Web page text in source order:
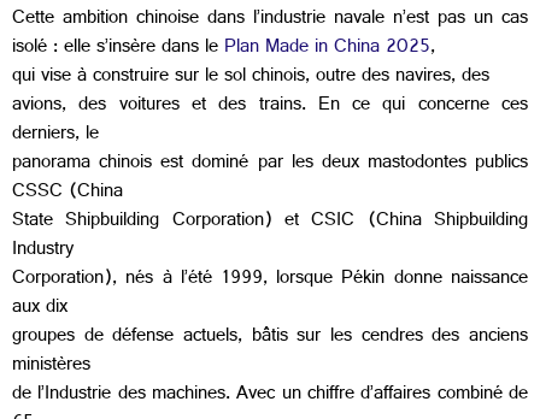
Cette ambition chinoise dans l’industrie navale n’est pas un cas
isolé : elle s’insère dans lePlan Made in China 2025,
qui vise à construire sur le sol chinois, outre des navires, des
avions, des voitures et des trains. En ce qui concerne ces
derniers, le
panorama chinois est dominé par les deux mastodontes publics
CSSC (China
State Shipbuilding Corporation) et CSIC (China Shipbuilding
Industry
Corporation), nés à l’été 1999, lorsque Pékin donne naissance
aux dix
groupes de défense actuels, bâtis sur les cendres des anciens
ministères
de l’Industrie des machines. Avec un chiffre d’affaires combiné de